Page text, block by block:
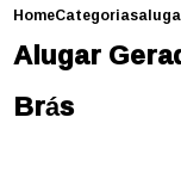
HomeCategorias
Alugar
Brás